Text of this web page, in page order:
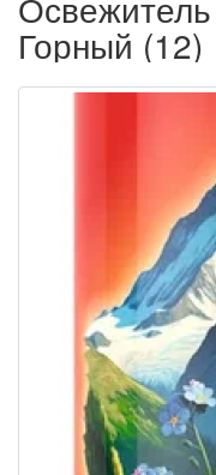
Горный (12)